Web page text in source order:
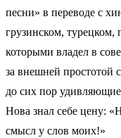
песни» в переводе с
грузинском, турецком,
которыми владел в
за внешней простотой
до сих пор удивляющие
Нова знал себе цену:
смысл у слов моих!»